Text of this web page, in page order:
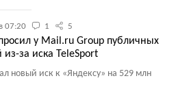
07:20 1 5
у Mail.ru Group публичных
из-за иска TeleSport
новый иск к «Яндексу» на 529 млн